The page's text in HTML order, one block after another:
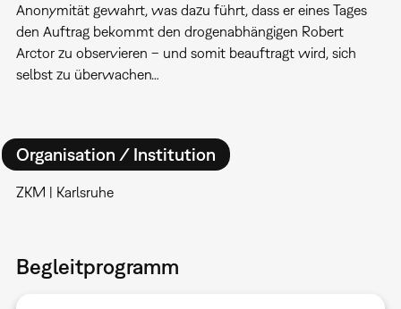
Anonymität gewahrt, was dazu führt, dass er eines Tages
den Auftrag bekommt den drogenabhängigen Robert
Arctor zu observieren – und somit beauftragt wird, sich
selbst zu überwachen…
Organisation / Institution
ZKM | Karlsruhe
Begleitprogramm